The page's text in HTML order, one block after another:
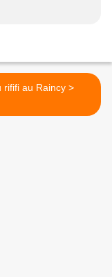
Du rififi au Raincy >